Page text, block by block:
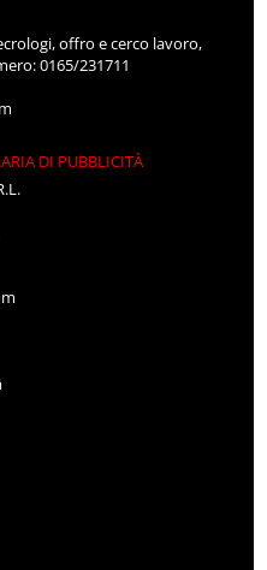
offro e cerco lavoro,
0165/231711
DI PUBBLICITÀ